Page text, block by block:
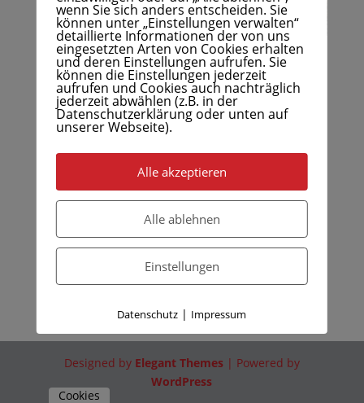
Designed by Elegant Themes| Powered by
WordPress
Cookies
wenn Sie sich anders entscheiden. Sie
können unter „Einstellungen verwalten“
detaillierte Informationen der von uns
eingesetzten Arten von Cookies erhalten
und deren Einstellungen aufrufen. Sie
können die Einstellungen jederzeit
aufrufen und Cookies auch nachträglich
jederzeit abwählen (z.B. in der
Datenschutzerklärung oder unten auf
unserer Webseite).
Alle akzeptieren
Alle ablehnen
Einstellungen
Datenschutz | Impressum